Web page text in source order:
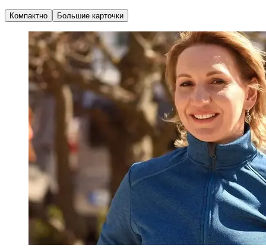
Компактно Большие карточки